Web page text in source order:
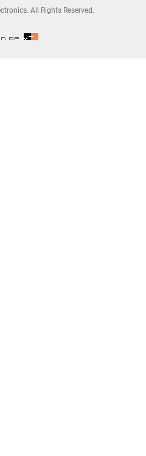
All Rights Reserved.